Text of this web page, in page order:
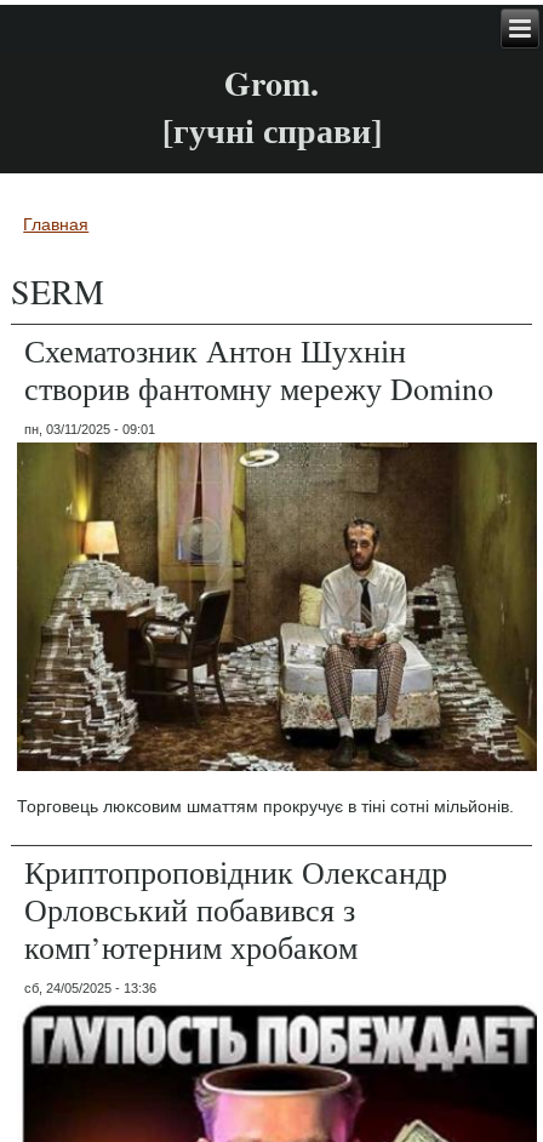
Grom.
[гучні справи]
Вы здесь
Главная
SERM
Схематозник Антон Шухнін
створив фантомну мережу Domino
пн, 03/11/2025 - 09:01
Торговець люксовим шматтям прокручує в тіні сотні мільйонів.
Криптопроповідник Олександр
Орловський побавився з
комп’ютерним хробаком
сб, 24/05/2025 - 13:36